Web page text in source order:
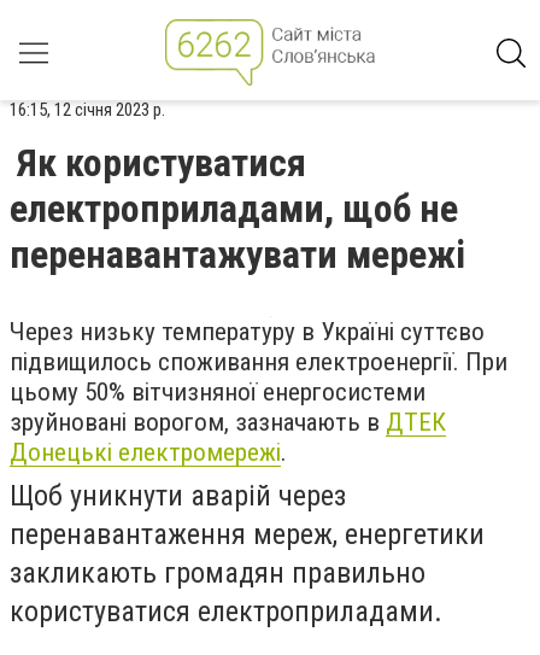
16:15, 12 січня 2023 р.
Як користуватися
електроприладами, щоб не
перенавантажувати мережі
Через низьку температуру в Україні суттєво
підвищилось споживання електроенергії. При
цьому 50% вітчизняної енергосистеми
зруйновані ворогом, зазначають в ДТЕК
Донецькі електромережі.
Щоб уникнути аварій через
перенавантаження мереж, енергетики
закликають громадян правильно
користуватися електроприладами.